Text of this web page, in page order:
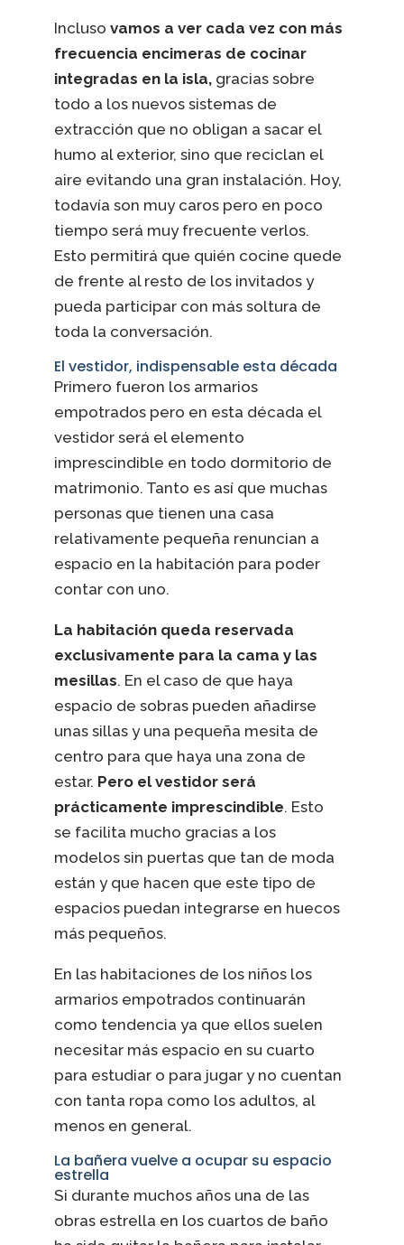
Incluso vamos a ver cada vez con más
frecuencia encimeras de cocinar
integradas en la isla,gracias sobre
todo a los nuevos sistemas de
extracción que no obligan a sacar el
humo al exterior, sino que reciclan el
aire evitando una gran instalación. Hoy,
todavía son muy caros pero en poco
tiempo será muy frecuente verlos.
Esto permitirá que quién cocine quede
de frente al resto de los invitados y
pueda participar con más soltura de
toda la conversación.
El vestidor, indispensable esta década
Primero fueron los armarios
empotrados pero en esta década el
vestidor será el elemento
imprescindible en todo dormitorio de
matrimonio. Tanto es así que muchas
personas que tienen una casa
relativamente pequeña renuncian a
espacio en la habitación para poder
contar con uno.
La habitación queda reservada
exclusivamente para la cama y las
mesillas. En el caso de que haya
espacio de sobras pueden añadirse
unas sillas y una pequeña mesita de
centro para que haya una zona de
estar. Pero el vestidor será
prácticamente imprescindible. Esto
se facilita mucho gracias a los
modelos sin puertas que tan de moda
están y que hacen que este tipo de
espacios puedan integrarse en huecos
más pequeños.
En las habitaciones de los niños los
armarios empotrados continuarán
como tendencia ya que ellos suelen
necesitar más espacio en su cuarto
para estudiar o para jugar y no cuentan
con tanta ropa como los adultos, al
menos en general.
La bañera vuelve a ocupar su espacio
estrella
Si durante muchos años una de las
obras estrella en los cuartos de baño